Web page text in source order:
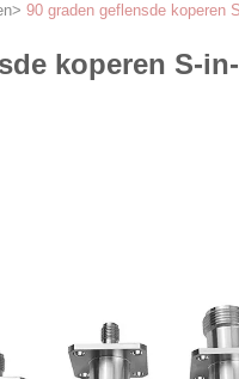
> 90 graden geflensde koperen
koperen S-